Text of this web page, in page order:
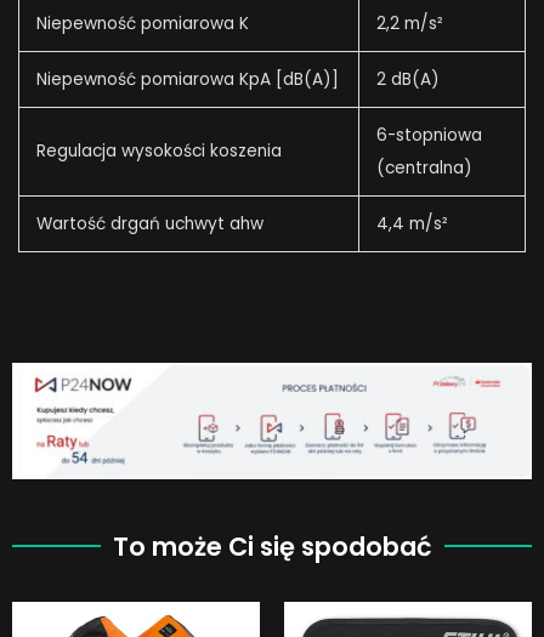
Niepewność pomiarowa K 2,2 m/s²
Niepewność pomiarowa KpA [dB(A)] 2 dB(A)
Regulacja wysokości koszenia
6-stopniowa
(centralna)
Wartość drgań uchwyt ahw 4,4 m/s²
To może Ci się spodobać